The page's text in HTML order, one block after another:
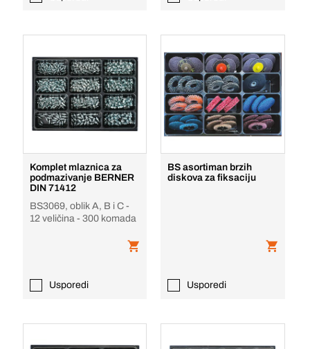
Komplet mlaznica za
podmazivanje BERNER
DIN 71412
BS3069, oblik A, B i C -
12 veličina - 300 komada
Usporedi
BS asortiman brzih
diskova za fiksaciju
Usporedi